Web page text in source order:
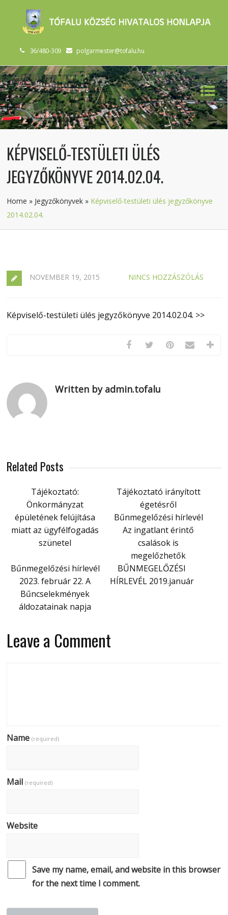
36/480-309 polgarmester@tofalu.hu
KÉPVISELŐ-TESTÜLETI ÜLÉS
JEGYZŐKÖNYVE 2014.02.04.
Home » Jegyzőkönyvek » Képviselő-testületi ülés jegyzőkönyve
2014.02.04.
NOVEMBER 19, 2015 NINCS HOZZÁSZÓLÁS
Képviselő-testületi ülés jegyzőkönyve 2014.02.04. >>
Written by admin.tofalu
Related Posts
Tájékoztató:
Önkormányzat
épületének felújítása
miatt az ügyfélfogadás
szünetel
Tájékoztató irányított
égetésről
Bűnmegelőzési hírlevél
Az ingatlant érintő
csalások is
megelőzhetők
Bűnmegelőzési hírlevél
2023. február 22. A
Bűncselekmények
áldozatainak napja
BŰNMEGELŐZÉSI
HÍRLEVÉL 2019.január
Leave a Comment
Name(required)
Mail(required)
Website
Save my name, email, and website in this browser
for the next time I comment.